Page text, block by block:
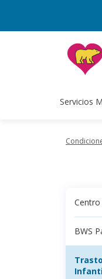
Servicios
BWS